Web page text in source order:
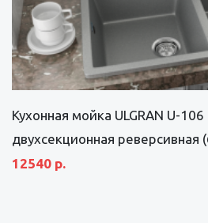
Кухонная мойка ULGRAN U-106
двухсекционная реверсивная
12540 р.